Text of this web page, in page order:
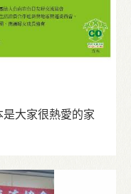
是大家很熱愛的家